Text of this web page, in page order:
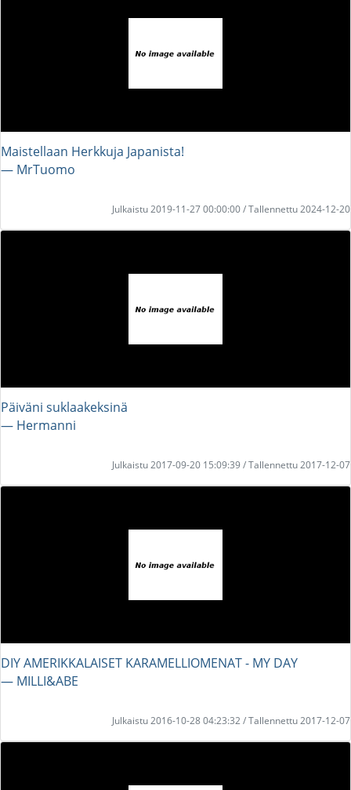
Maistellaan Herkkuja Japanista!
― MrTuomo
Julkaistu 2019-11-27 00:00:00 / Tallennettu 2024-12-20
Päiväni suklaakeksinä
― Hermanni
Julkaistu 2017-09-20 15:09:39 / Tallennettu 2017-12-07
DIY AMERIKKALAISET KARAMELLIOMENAT - MY DAY
― MILLI&ABE
Julkaistu 2016-10-28 04:23:32 / Tallennettu 2017-12-07